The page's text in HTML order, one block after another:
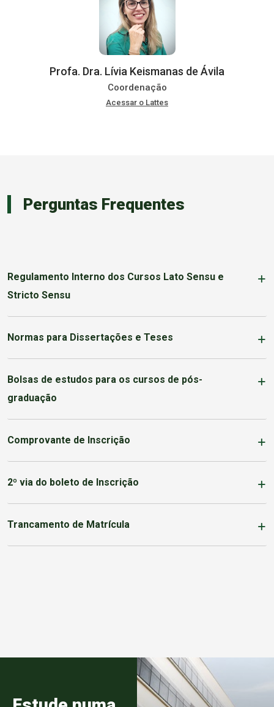
Profa. Dra. Lívia Keismanas de Ávila
Coordenação
Acessar o Lattes
Perguntas Frequentes
Regulamento Interno dos Cursos Lato Sensu e
Stricto Sensu
Normas para Dissertações e Teses
Bolsas de estudos para os cursos de pós-
graduação
Comprovante de Inscrição
2º via do boleto de Inscrição
Trancamento de Matrícula